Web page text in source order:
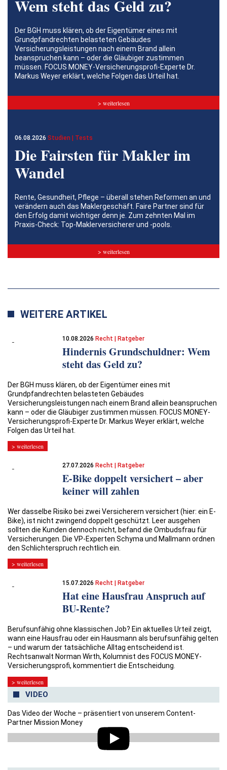
Wem steht das Geld zu?
Der BGH muss klären, ob der Eigentümer eines mit
Grundpfandrechten belasteten Gebäudes
Versicherungsleistungen nach einem Brand allein
beanspruchen kann – oder die Gläubiger zustimmen
müssen. FOCUS MONEY-Versicherungsprofi-Experte Dr.
Markus Weyer erklärt, welche Folgen das Urteil hat.
> weiterlesen
06.08.2026 Studien | Tests
Die Fairsten für Makler im
Wandel
Rente, Gesundheit, Pflege – überall stehen Reformen an und
verändern auch das Maklergeschäft. Faire Partner sind für
den Erfolg damit wichtiger denn je. Zum zehnten Mal im
Praxis-Check: Top-Maklerversicherer und -pools.
> weiterlesen
WEITERE ARTIKEL
10.08.2026Recht | Ratgeber
Hindernis Grundschuldner: Wem
steht das Geld zu?
Der BGH muss klären, ob der Eigentümer eines mit
Grundpfandrechten belasteten Gebäudes
Versicherungsleistungen nach einem Brand allein beanspruchen
kann – oder die Gläubiger zustimmen müssen. FOCUS MONEY-
Versicherungsprofi-Experte Dr. Markus Weyer erklärt, welche
Folgen das Urteil hat.
> weiterlesen
27.07.2026 Recht | Ratgeber
E-Bike doppelt versichert – aber
keiner will zahlen
Wer dasselbe Risiko bei zwei Versicherern versichert (hier: ein E-
Bike), ist nicht zwingend doppelt geschützt. Leer ausgehen
sollten die Kunden dennoch nicht, befand die Ombudsfrau für
Versicherungen. Die VP-Experten Schyma und Mallmann ordnen
den Schlichterspruch rechtlich ein.
> weiterlesen
15.07.2026 Recht | Ratgeber
Hat eine Hausfrau Anspruch auf
BU-Rente?
Berufsunfähig ohne klassischen Job? Ein aktuelles Urteil zeigt,
wann eine Hausfrau oder ein Hausmann als berufsunfähig gelten
– und warum der tatsächliche Alltag entscheidend ist.
Rechtsanwalt Norman Wirth, Kolumnist des ­­FOCUS MONEY-
Versicherungsprofi, kommentiert die Entscheidung.
> weiterlesen
VIDEO
Das Video der Woche – präsentiert von unserem Content-
Partner Mission Money